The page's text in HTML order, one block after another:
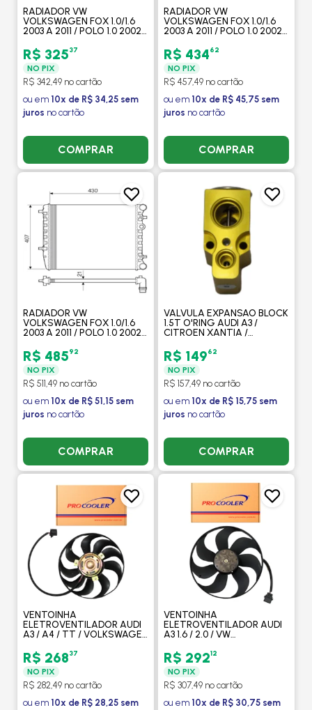
RADIADOR VW
VOLKSWAGEN FOX 1.0/1.6
2003 A 2011 / POLO 1.0 2002
AR / MANUAL (ENGATE
RAPIDO) - PROCOOLER
R$ 32537
NO PIX
R$ 342,49 no cartão
ou em 10x de R$ 34,25 sem
juros no cartão
COMPRAR
RADIADOR VW
VOLKSWAGEN FOX 1.0/1.6
2003 A 2011 / POLO 1.0 2002
AR / MANUAL (ENGATE
RAPIDO) - VALEO
R$ 43462
NO PIX
R$ 457,49 no cartão
ou em 10x de R$ 45,75 sem
juros no cartão
COMPRAR
RADIADOR VW
VOLKSWAGEN FOX 1.0/1.6
2003 A 2011 / POLO 1.0 2002
AR / MANUAL (ENGATE
RAPIDO) - VISCONDE
R$ 48592
NO PIX
R$ 511,49 no cartão
ou em 10x de R$ 51,15 sem
juros no cartão
COMPRAR
VALVULA EXPANSAO BLOCK
1.5T O'RING AUDI A3 /
CITROEN XANTIA /
VW VOLKSWAGEN GOLF/
PASSAT 1998 > -
PROCOOLER
R$ 14962
NO PIX
R$ 157,49 no cartão
ou em 10x de R$ 15,75 sem
juros no cartão
COMPRAR
VENTOINHA
ELETROVENTILADOR AUDI
A3 / A4 / TT / VOLKSWAGEN
2.0 / POLO 1.0 / 1.6 / 2.0 -
PROCOOLER
R$ 26837
NO PIX
R$ 282,49 no cartão
ou em 10x de R$ 28,25 sem
VENTOINHA
ELETROVENTILADOR AUDI
A3 1.6 / 2.0 / VW
POLO 1.0 345MM FINO ALTO
COM / SEM AR -
PROCOOLER
R$ 29212
NO PIX
R$ 307,49 no cartão
ou em 10x de R$ 30,75 sem